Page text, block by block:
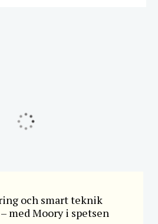
och smart teknik
med Moory i spetsen